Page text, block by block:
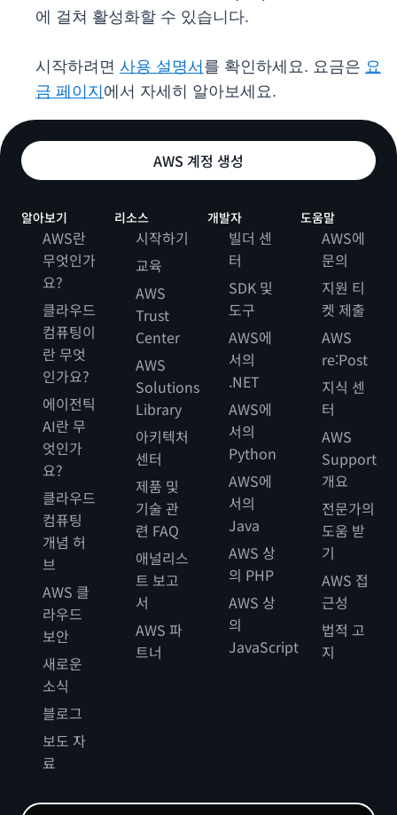
에 걸쳐 활성화할 수 있습니다.
시작하려면 사용 설명서 를 확인하세요. 요금은 요
금 페이지 에서 자세히 알아보세요.
AWS 계정 생성
알아보기
AWS란
무엇인가
요?
클라우드
컴퓨팅이
란 무엇
인가요?
에이전틱
AI란 무
엇인가
요?
클라우드
컴퓨팅
개념 허
브
AWS 클
라우드
보안
새로운
소식
블로그
보도 자
료
리소스
시작하기
교육
AWS
Trust
Center
AWS
Solutions
Library
아키텍처
센터
제품 및
기술 관
련 FAQ
애널리스
트 보고
서
AWS 파
트너
개발자
빌더 센
터
SDK 및
도구
AWS에
서의
.NET
AWS에
서의
Python
AWS에
서의
Java
AWS 상
의 PHP
AWS 상
의
JavaScript
도움말
AWS에
문의
지원 티
켓 제출
AWS
re:Post
지식 센
터
AWS
Support
개요
전문가의
도움 받
기
AWS 접
근성
법적 고
지